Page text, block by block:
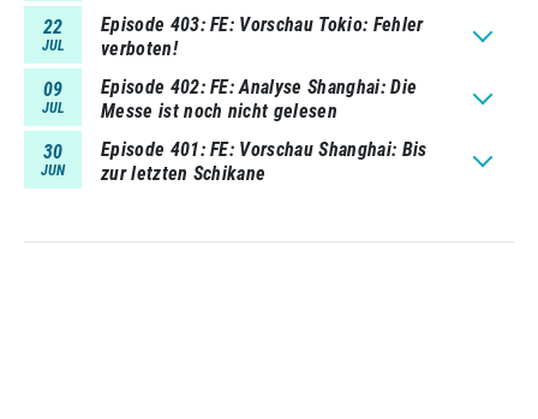
22
JUL
Episode 403 FE: Vorschau Tokio: Fehler
verboten!
09
JUL
Episode 402 FE: Analyse Shanghai: Die
Messe ist noch nicht gelesen
30
JUN
Episode 401 FE: Vorschau Shanghai: Bis
zur letzten Schikane